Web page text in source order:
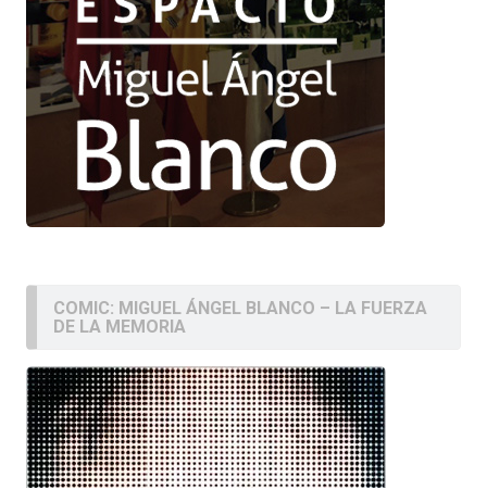
COMIC: MIGUEL ÁNGEL BLANCO – LA FUERZA
DE LA MEMORIA